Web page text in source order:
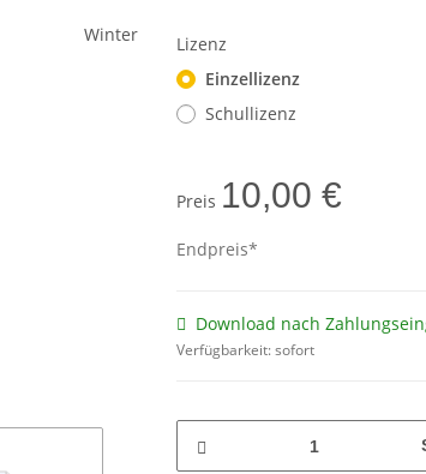
Lizenz
Einzellizenz
Schullizenz
Preis 10,00 €
Endpreis*
Download nach
Verfügbarkeit:sofort